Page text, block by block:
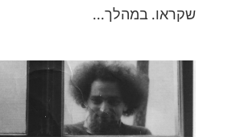
שקראו. במהלך...